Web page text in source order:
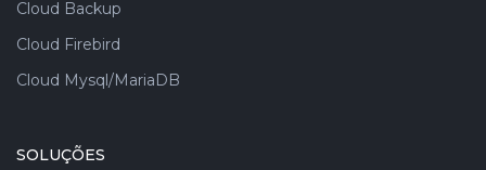
Cloud Backup
Cloud Firebird
Cloud Mysql/MariaDB
SOLUÇÕES